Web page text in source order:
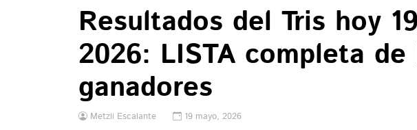
Resultados del Tris hoy
2026: LISTA completa
ganadores
Metzli Escalante 19 mayo, 2026